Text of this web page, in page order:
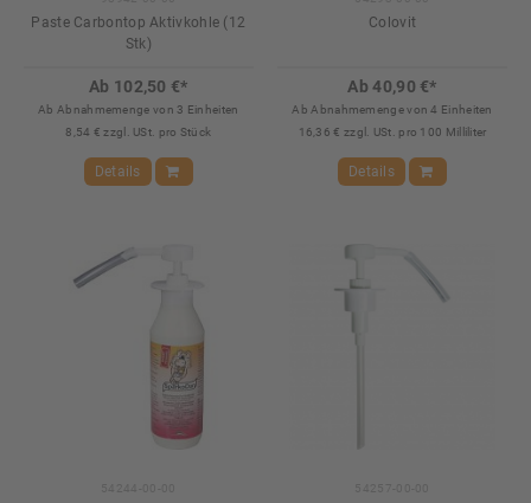
Paste Carbontop Aktivkohle (12
Stk)
Ab 102,50 €*
Ab Abnahmemenge von 3 Einheiten
8,54 € zzgl. USt. pro Stück
Details
Colovit
Ab 40,90 €*
Ab Abnahmemenge von 4 Einheiten
16,36 € zzgl. USt. pro 100 Milliliter
Details